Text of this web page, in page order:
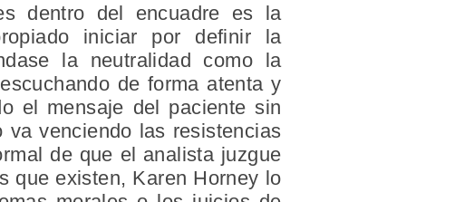
dentro del encuadre es la
iniciar por definir la
la neutralidad como la
de forma atenta y
el mensaje del paciente sin
venciendo las resistencias
de que el analista juzgue
que existen, Karen Horney lo